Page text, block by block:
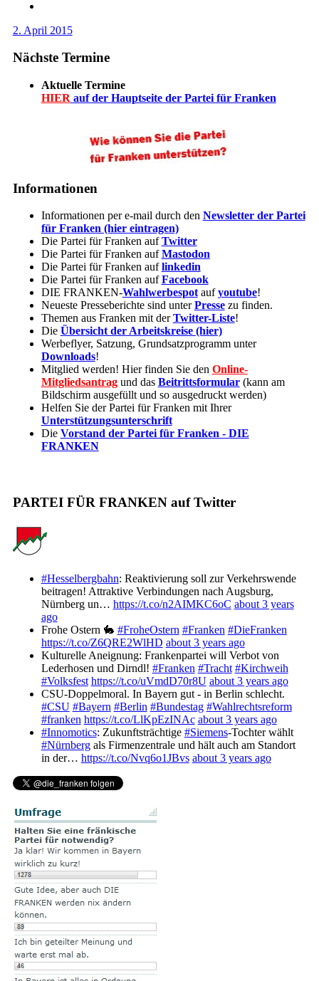
2. April 2015
Nächste Termine
Aktuelle Termine
HIER auf der Hauptseite der Partei für Franken
Informationen
Informationen per e-mail durch den Newsletter der Partei
für Franken (hier eintragen)
Die Partei für Franken aufTwitter
Die Partei für Franken aufMastodon
Die Partei für Franken auflinkedin
Die Partei für Franken aufFacebook
DIE FRANKEN-Wahlwerbespotaufyoutube!
Neueste Presseberichte sind unterPressezu finden.
Themen aus Franken mit derTwitter-Liste!
Die Übersicht der Arbeitskreise (hier)
Werbeflyer, Satzung, Grundsatzprogramm unter
Downloads!
Mitglied werden! Hier finden Sie den Online-
Mitgliedsantragund das Beitrittsformular(kann am
Bildschirm ausgefüllt und so ausgedruckt werden)
Helfen Sie der Partei für Franken mit Ihrer
Unterstützungsunterschrift
Die Vorstand der Partei für Franken - DIE
FRANKEN
PARTEI FÜR FRANKEN auf Twitter
#Hesselbergbahn: Reaktivierung soll zur Verkehrswende
beitragen! Attraktive Verbindungen nach Augsburg,
Nürnberg un… https://t.co/n2AIMKC6oC about 3 years
ago
Frohe Ostern 🐇 #FroheOstern #Franken #DieFranken
https://t.co/Z6QRE2WlHD about 3 years ago
Kulturelle Aneignung: Frankenpartei will Verbot von
Lederhosen und Dirndl! #Franken #Tracht #Kirchweih
#Volksfest https://t.co/uVmdD70r8U about 3 years ago
CSU-Doppelmoral. In Bayern gut - in Berlin schlecht.
#CSU #Bayern #Berlin #Bundestag #Wahlrechtsreform
#franken https://t.co/LlKpEzINAc about 3 years ago
#Innomotics: Zukunftsträchtige #Siemens-Tochter wählt
#Nürnbergals Firmenzentrale und hält auch am Standort
in der… https://t.co/Nvq6o1JBvs about 3 years ago